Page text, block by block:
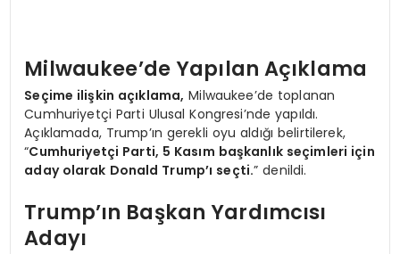
Milwaukee’de Yapılan Açıklama
Seçime ilişkin açıklama, Milwaukee’de toplanan
Cumhuriyetçi Parti Ulusal Kongresi’nde yapıldı.
Açıklamada, Trump’ın gerekli oyu aldığı belirtilerek,
“Cumhuriyetçi Parti, 5 Kasım başkanlık seçimleri için
aday olarak Donald Trump’ı seçti.” denildi.
Trump’ın Başkan Yardımcısı
Adayı